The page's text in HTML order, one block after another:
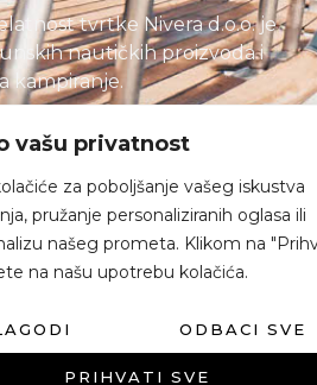
vašu privatnost
za poboljšanje vašeg iskustva
pružanje personaliziranih oglasa ili
našeg prometa. Klikom na
na našu upotrebu kolačića.
ODBACI SVE
PRIHVATI SVE
tvrtke Nivera d.o.o. je
nautičkih proizvoda i
kampiranje.